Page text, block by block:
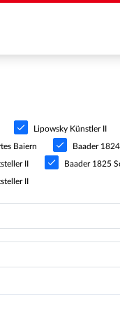
Lipowsky Künstler II
Baiern Baader
II Baader 1825
II